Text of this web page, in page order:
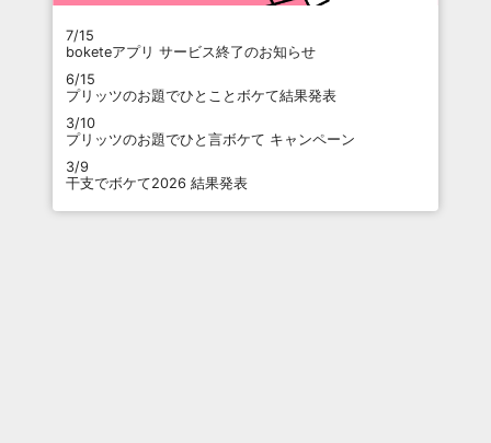
7/15
boketeアプリ サービス終了のお知らせ
6/15
プリッツのお題でひとことボケて結果発表
3/10
プリッツのお題でひと言ボケて キャンペーン
3/9
干支でボケて2026 結果発表